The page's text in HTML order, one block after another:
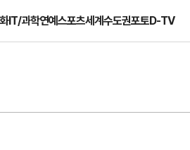
IT/과학연예스포츠세계수도권포토D-TV